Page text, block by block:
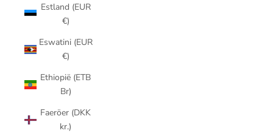
Estland (EUR
€)
Eswatini (EUR
€)
Ethiopië (ETB
Br)
Faeröer (DKK
kr.)